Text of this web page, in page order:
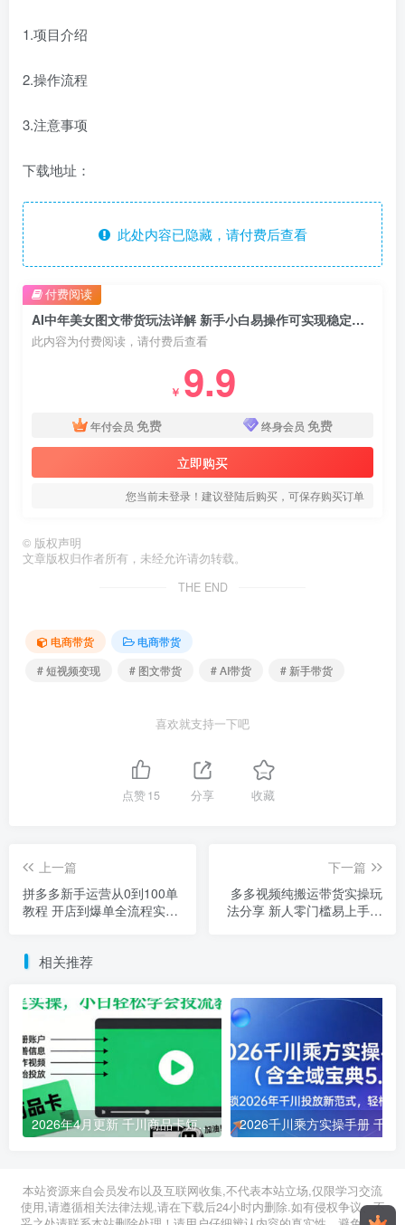
1.项目介绍
2.操作流程
3.注意事项
下载地址：
此处内容已隐藏，请付费后查看
AI中年美女图文带货玩法详解 新手小白易操作可实现稳定收益
此内容为付费阅读，请付费后查看
￥ 9.9
年付会员 免费 终身会员 免费
立即购买
您当前未登录！建议登陆后购买，可保存购买订单
付费阅读
© 版权声明
文章版权归作者所有，未经允许请勿转载。
THE END
电商带货
电商带货
# 短视频变现
# 图文带货 # AI带货 # 新手带货
喜欢就支持一下吧
点赞15 分享 收藏
上一篇
拼多多新手运营从0到100单
教程 开店到爆单全流程实操
下一篇
多多视频纯搬运带货实操玩
法分享 新人零门槛易上手可
相关推荐
2026年4月更新 千川商品卡短视频全域投放搭建小白实操教程
2026年05月01日 2026年03月13日
本站资源来自会员发布以及互联网收集,不代表本站立场,仅限学习交流
使用,请遵循相关法律法规,请在下载后24小时内删除.如有侵权争议、不